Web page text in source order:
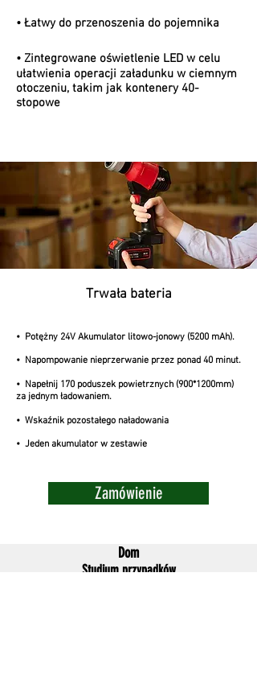
• Łatwy do przenoszenia do pojemnika
• Zintegrowane oświetlenie LED w celu
ułatwienia operacji załadunku w ciemnym
otoczeniu, takim jak kontenery 40-
stopowe
Trwała bateria
• Potężny 24V Akumulator litowo-jonowy (5200 mAh).
• Napompowanie nieprzerwanie przez ponad 40 minut.
• Napełnij 170 poduszek powietrznych (900*1200mm)
za jednym ładowaniem.
• Wskaźnik pozostałego naładowania
• Jeden akumulator w zestawie
Zamówienie
Dom
Studium przypadków